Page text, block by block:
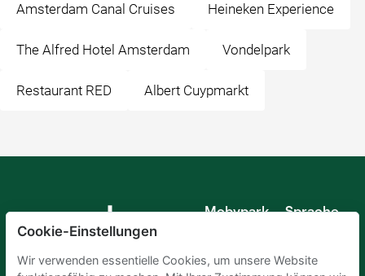
Amsterdam Canal Cruises Heineken Experience
The Alfred Hotel Amsterdam Vondelpark
Restaurant RED Albert Cuypmarkt
Mobypark
Sprache
Spanisch
Cookie-Einstellungen
Wir verwenden essentielle Cookies, um unsere Website